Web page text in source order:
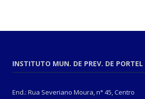
INSTITUTO MUN. DE PREV. DE PORTEL
End.: Rua Severiano Moura, n° 45, Centro